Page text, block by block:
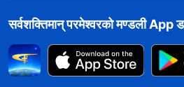
सर्वशक्तिमान्‌ परमेश्‍वरको मण्डली App